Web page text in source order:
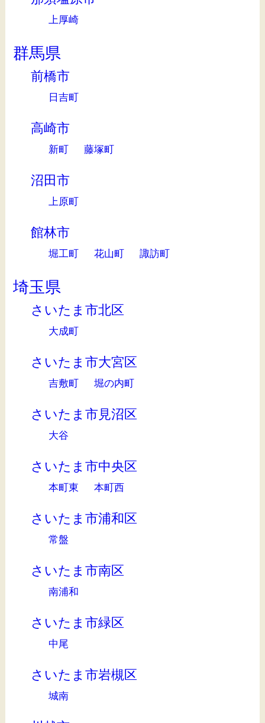
上厚崎
群馬県
前橋市
日吉町
高崎市
新町 藤塚町
沼田市
上原町
館林市
堀工町 花山町 諏訪町
埼玉県
さいたま市北区
大成町
さいたま市大宮区
吉敷町 堀の内町
さいたま市見沼区
大谷
さいたま市中央区
本町東 本町西
さいたま市浦和区
常盤
さいたま市南区
南浦和
さいたま市緑区
中尾
さいたま市岩槻区
城南